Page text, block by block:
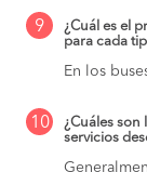
9
¿Cuál es el
para cada
En los
10
¿Cuáles son
servicios